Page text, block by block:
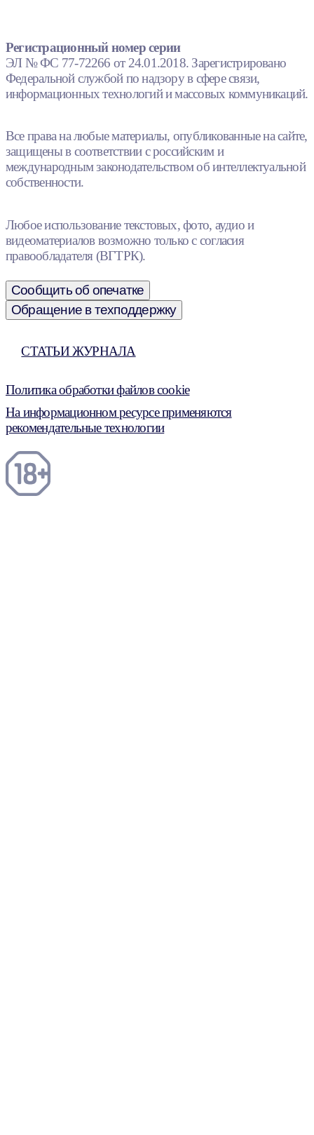
Регистрационный номер серии
ЭЛ № ФС 77-72266 от 24.01.2018. Зарегистрировано
Федеральной службой по надзору в сфере связи,
информационных технологий и массовых коммуникаций.
Все права на любые материалы, опубликованные на сайте,
защищены в соответствии с российским и
международным законодательством об интеллектуальной
собственности.
Любое использование текстовых, фото, аудио и
видеоматериалов возможно только с согласия
правообладателя (ВГТРК).
Сообщить об опечатке
Обращение в техподдержку
СТАТЬИ ЖУРНАЛА
Политика обработки файлов cookie
На информационном ресурсе применяются
рекомендательные технологии